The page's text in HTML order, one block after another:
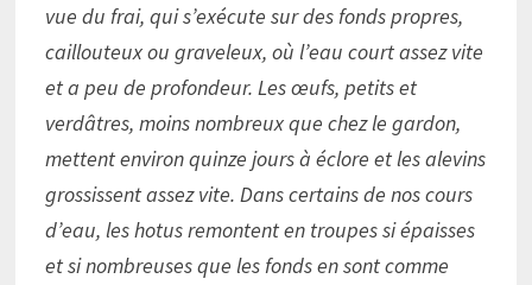
vue du frai, qui s’exécute sur des fonds propres,
caillouteux ou graveleux, où l’eau court assez vite
et a peu de profondeur. Les œufs, petits et
verdâtres, moins nombreux que chez le gardon,
mettent environ quinze jours à éclore et les alevins
grossissent assez vite. Dans certains de nos cours
d’eau, les hotus remontent en troupes si épaisses
et si nombreuses que les fonds en sont comme